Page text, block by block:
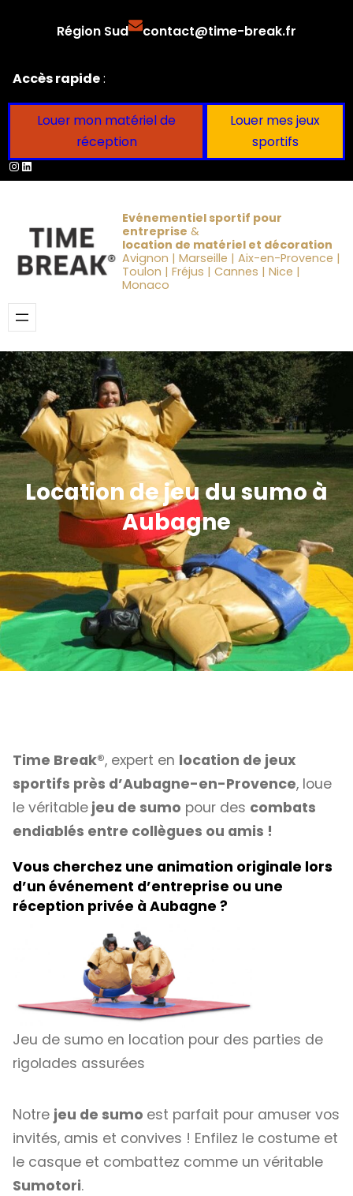
Région Sud contact@time-break.fr
Accès rapide:
Louer mon matériel de
réception
Louer mes jeux
sportifs
Instagram
LinkedIn
Evénementiel sportif pour
entreprise &
location de matériel et décoration
Avignon | Marseille | Aix-en-Provence |
Toulon | Fréjus | Cannes | Nice |
Monaco
Location de jeu du sumo à
Aubagne
Time Break®, expert en location de jeux
sportifs près d’Aubagne-en-Provence, loue
le véritable jeu de sumo pour des combats
endiablés entre collègues ou amis !
Vous cherchez une animation originale lors
d’un événement d’entreprise ou une
réception privée à Aubagne ?
Jeu de sumo en location pour des parties de
rigolades assurées
Notre jeu de sumo est parfait pour amuser vos
invités, amis et convives ! Enfilez le costume et
le casque et combattez comme un véritable
Sumotori.